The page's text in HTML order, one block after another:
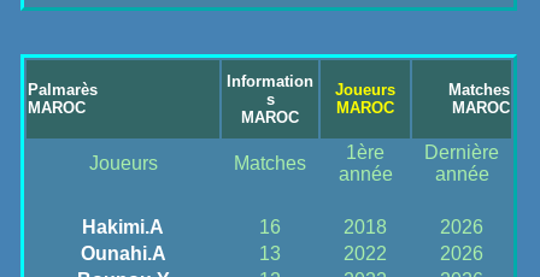
Palmarès
MAROC
Information
s
MAROC
Joueurs
MAROC
Matches
MAROC
Joueurs Matches
1ère
année
Dernière
année
Hakimi.A 16 2018
2026
Ounahi.A
13 2022
2026